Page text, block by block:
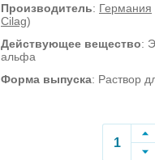
Производитель: Германия
Cilag)
Действующее вещество:
альфа
Форма выпуска: Раствор